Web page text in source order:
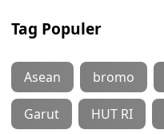
Tag Populer
Asean bromo
Garut HUT RI